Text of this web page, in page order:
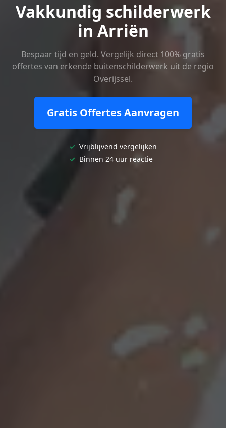
Vakkundig schilderwerk
in Arriën
Bespaar tijd en geld. Vergelijk direct 100% gratis
offertes van erkende buitenschilderwerk uit de regio
Overijssel.
Gratis Offertes Aanvragen
✓ Vrijblijvend vergelijken
✓ Binnen 24 uur reactie